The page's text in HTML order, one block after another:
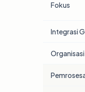
Fokus
Integrasi